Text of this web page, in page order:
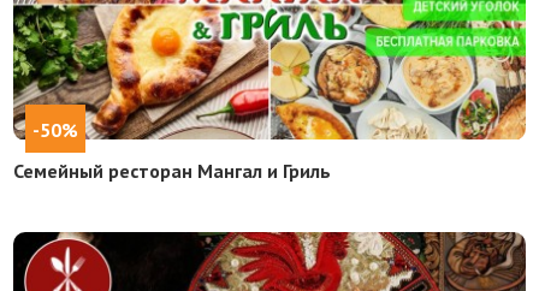
-50%
Семейный ресторан Мангал и Гриль